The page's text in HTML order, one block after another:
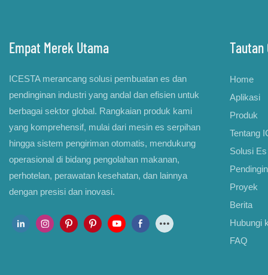
Empat Merek Utama
ICESTA merancang solusi pembuatan es dan
pendinginan industri yang andal dan efisien untuk
berbagai sektor global. Rangkaian produk kami
yang komprehensif, mulai dari mesin es serpihan
hingga sistem pengiriman otomatis, mendukung
operasional di bidang pengolahan makanan,
perhotelan, perawatan kesehatan, dan lainnya
dengan presisi dan inovasi.
Tautan
Home
Aplikasi
Produk
Tentang
Solusi
Proyek
Berita
Hubungi
FAQ